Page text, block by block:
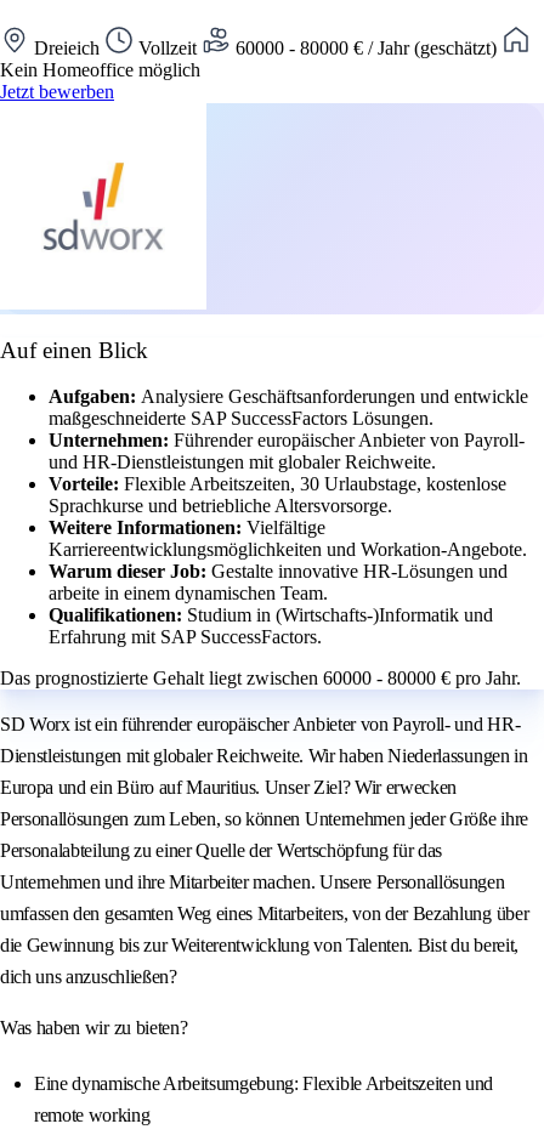
Dreieich Vollzeit
60000 - 80000 € / Jahr (geschätzt)
Kein Homeoffice möglich
Jetzt bewerben
Auf einen Blick
Aufgaben: Analysiere Geschäftsanforderungen und entwickle
maßgeschneiderte SAP SuccessFactors Lösungen.
Unternehmen: Führender europäischer Anbieter von Payroll-
und HR-Dienstleistungen mit globaler Reichweite.
Vorteile: Flexible Arbeitszeiten, 30 Urlaubstage, kostenlose
Sprachkurse und betriebliche Altersvorsorge.
Weitere Informationen: Vielfältige
Karriereentwicklungsmöglichkeiten und Workation-Angebote.
Warum dieser Job: Gestalte innovative HR-Lösungen und
arbeite in einem dynamischen Team.
Qualifikationen: Studium in (Wirtschafts-)Informatik und
Erfahrung mit SAP SuccessFactors.
Das prognostizierte Gehalt liegt zwischen 60000 - 80000 € pro Jahr.
SD Worx ist ein führender europäischer Anbieter von Payroll- und HR-
Dienstleistungen mit globaler Reichweite. Wir haben Niederlassungen in
Europa und ein Büro auf Mauritius. Unser Ziel? Wir erwecken
Personallösungen zum Leben, so können Unternehmen jeder Größe ihre
Personalabteilung zu einer Quelle der Wertschöpfung für das
Unternehmen und ihre Mitarbeiter machen. Unsere Personallösungen
umfassen den gesamten Weg eines Mitarbeiters, von der Bezahlung über
die Gewinnung bis zur Weiterentwicklung von Talenten. Bist du bereit,
dich uns anzuschließen?
Was haben wir zu bieten?
Eine dynamische Arbeitsumgebung: Flexible Arbeitszeiten und
remote working